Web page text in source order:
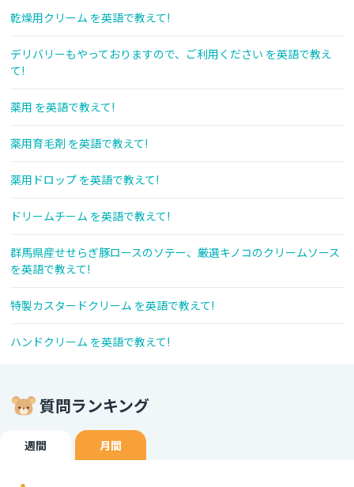
乾燥用クリーム を英語で教えて!
デリバリーもやっておりますので、ご利用ください を英語で教え
て!
薬用 を英語で教えて!
薬用育毛剤 を英語で教えて!
薬用ドロップ を英語で教えて!
ドリームチーム を英語で教えて!
群馬県産せせらぎ豚ロースのソテー、厳選キノコのクリームソース
を英語で教えて!
特製カスタードクリーム を英語で教えて!
ハンドクリーム を英語で教えて!
質問ランキング
週間 月間